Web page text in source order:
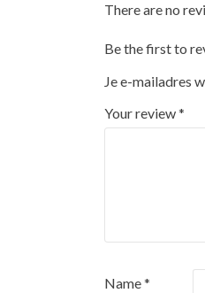
There are no
Be the first to
Je e-mailadres
Your review*
Name*